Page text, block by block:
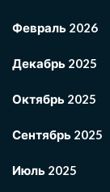
Февраль 2026
Декабрь 2025
Октябрь 2025
Сентябрь 2025
Июль 2025